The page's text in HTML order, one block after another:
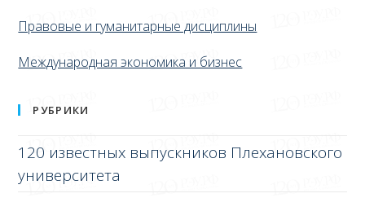
Правовые и гуманитарные дисциплины
Международная экономика и бизнес
РУБРИКИ
120 известных выпускников Плехановского
университета